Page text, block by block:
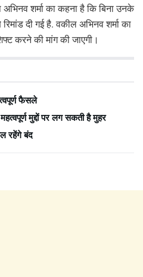
शर्मा का कहना है कि बिना उनके
दी गई है. वकील अभिनव शर्मा का
करने की मांग की जाएगी।
फैसले
मुद्दों पर लग सकती है मुहर
रहेंगे बंद